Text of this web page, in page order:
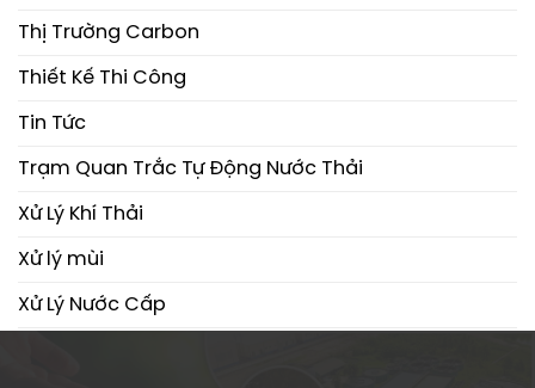
Thị Trường Carbon
Thiết Kế Thi Công
Tin Tức
Trạm Quan Trắc Tự Động Nước Thải
Xử Lý Khí Thải
Xử lý mùi
Xử Lý Nước Cấp